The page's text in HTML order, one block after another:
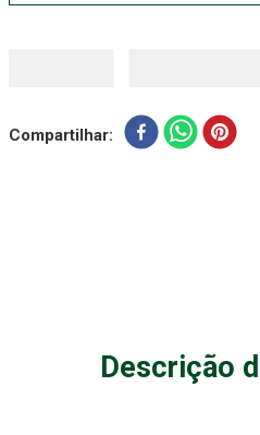
Compartilhar
Descrição